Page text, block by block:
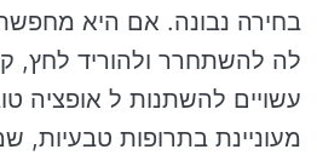
בחירה נבונה. אם היא
לה להשתחרר ולהוריד לחץ,
עשויים להשתנות ל אופציה
מעוניינת בתרופות טבעיות,